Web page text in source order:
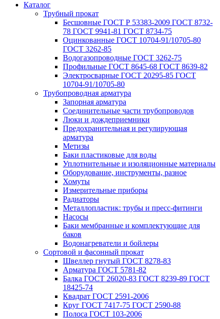
Каталог
Трубный прокат
Беcшовные ГОСТ Р 53383-2009 ГОСТ 8732-
78 ГОСТ 9941-81 ГОСТ 8734-75
Оцинкованные ГОСТ 10704-91/10705-80
ГОСТ 3262-85
Водогазопроводные ГОСТ 3262-75
Профильные ГОСТ 8645-68 ГОСТ 8639-82
Электросварные ГОСТ 20295-85 ГОСТ
10704-91/10705-80
Трубопроводная арматура
Запорная арматура
Соединительные части трубопроводов
Люки и дождеприемники
Предохранительная и регулирующая
арматура
Метизы
Баки пластиковые для воды
Уплотнительные и изоляционные материалы
Оборудование, инструменты, разное
Хомуты
Измерительные приборы
Радиаторы
Металлопластик: трубы и пресс-фитинги
Насосы
Баки мембранные и комплектующие для
баков
Водонагреватели и бойлеры
Сортовой и фасонный прокат
Швеллер гнутый ГОСТ 8278-83
Арматура ГОСТ 5781-82
Балка ГОСТ 26020-83 ГОСТ 8239-89 ГОСТ
18425-74
Квадрат ГОСТ 2591-2006
Круг ГОСТ 7417-75 ГОСТ 2590-88
Полоса ГОСТ 103-2006